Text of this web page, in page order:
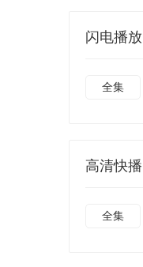
闪电播放
全集
高清快播
全集